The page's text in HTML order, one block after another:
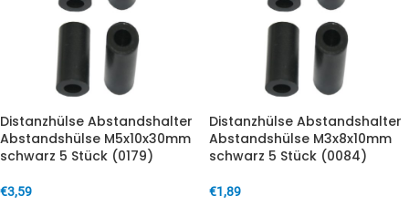
Distanzhülse Abstandshalter
Abstandshülse M5x10x30mm
schwarz 5 Stück (0179)
€3,59
Distanzhülse Abstandshalter
Abstandshülse M3x8x10mm
schwarz 5 Stück (0084)
€1,89